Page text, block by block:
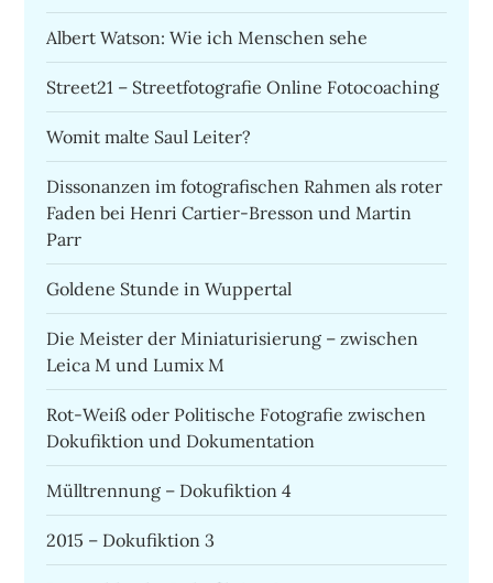
Albert Watson: Wie ich Menschen sehe
Street21 – Streetfotografie Online Fotocoaching
Womit malte Saul Leiter?
Dissonanzen im fotografischen Rahmen als roter
Faden bei Henri Cartier-Bresson und Martin
Parr
Goldene Stunde in Wuppertal
Die Meister der Miniaturisierung – zwischen
Leica M und Lumix M
Rot-Weiß oder Politische Fotografie zwischen
Dokufiktion und Dokumentation
Mülltrennung – Dokufiktion 4
2015 – Dokufiktion 3